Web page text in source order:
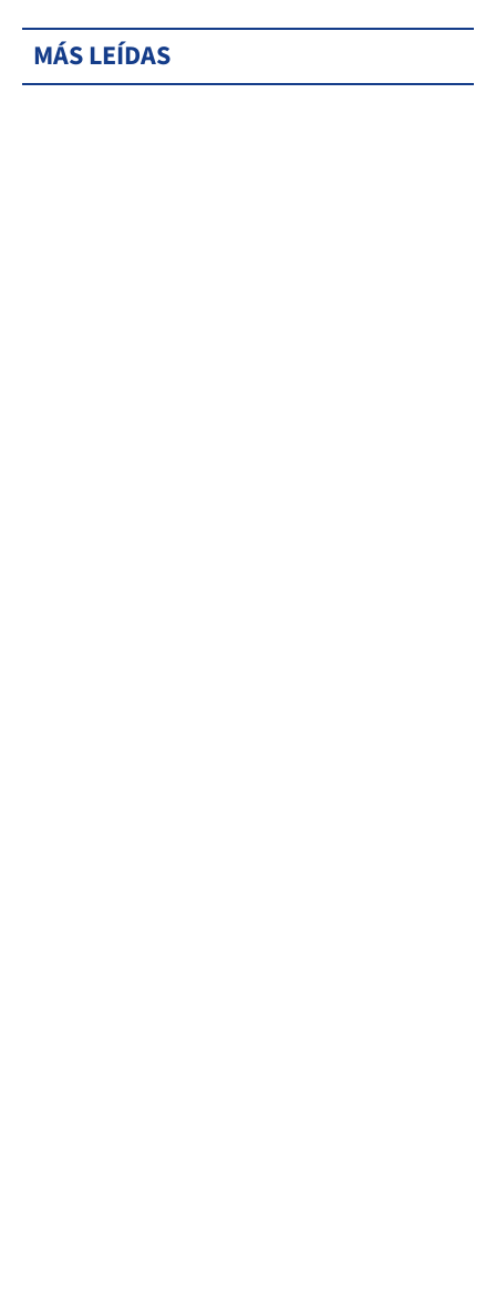
MÁS LEÍDAS